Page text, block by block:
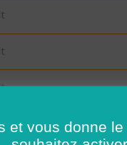
et vous donne